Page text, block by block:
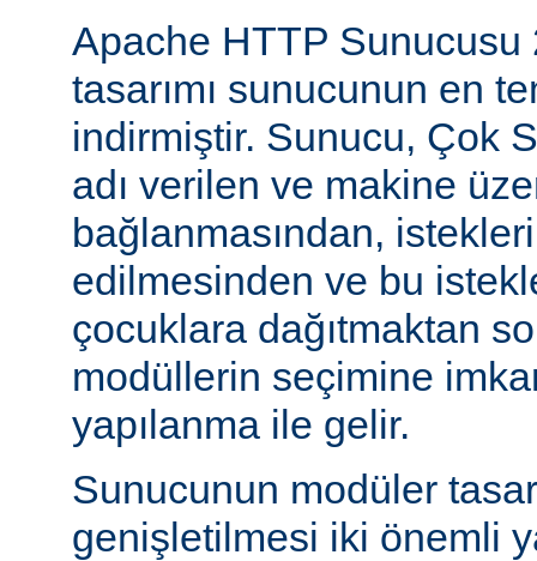
Apache HTTP Sunucusu
tasarımı sunucunun en
indirmiştir. Sunucu, Çok
adı verilen ve makine
bağlanmasından,
edilmesinden ve bu
çocuklara dağıtmaktan
modüllerin seçimine
yapılanma ile gelir.
Sunucunun modüler
genişletilmesi iki önemli